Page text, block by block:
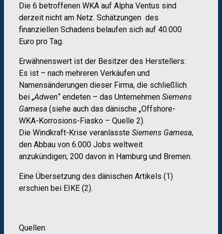
Die 6 betroffenen WKA auf Alpha Ventus sind
derzeit nicht am Netz. Schätzungen des
finanziellen Schadens belaufen sich auf 40.000
Euro pro Tag.
Erwähnenswert ist der Besitzer des Herstellers:
Es ist – nach mehreren Verkäufen und
Namensänderungen dieser Firma, die schließlich
bei „Adwen“ endeten – das Unternehmen Siemens
Gamesa (siehe auch das dänische „Offshore-
WKA-Korrosions-Fiasko – Quelle 2).
Die Windkraft-Krise veranlasste Siemens Gamesa,
den Abbau von 6.000 Jobs weltweit
anzukündigen; 200 davon in Hamburg und Bremen.
Eine Übersetzung des dänischen Artikels (1)
erschien bei EIKE (2).
Quellen: